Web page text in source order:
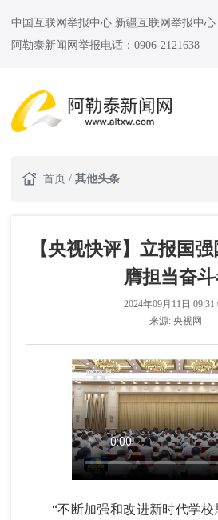
中国互联网举报中心 新疆互联网举报中心
阿勒泰新闻网举报电话：0906-2121638
首页 / 其他头条
【央视快评】立报国
膺担当奋
2024年09月11日
来源: 央视网
“不断加强和改进新时代学校